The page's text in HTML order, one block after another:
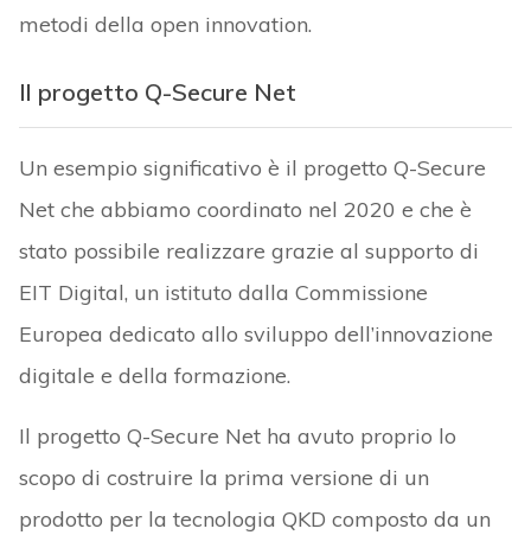
metodi della open innovation.
Il progetto Q-Secure Net
Un esempio significativo è il progetto Q-Secure
Net che abbiamo coordinato nel 2020 e che è
stato possibile realizzare grazie al supporto di
EIT Digital, un istituto dalla Commissione
Europea dedicato allo sviluppo dell’innovazione
digitale e della formazione.
Il progetto Q-Secure Net ha avuto proprio lo
scopo di costruire la prima versione di un
prodotto per la tecnologia QKD composto da un